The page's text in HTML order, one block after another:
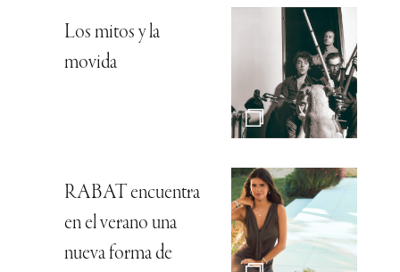
Los mitos y la
movida
RABAT encuentra
en el verano una
nueva forma de